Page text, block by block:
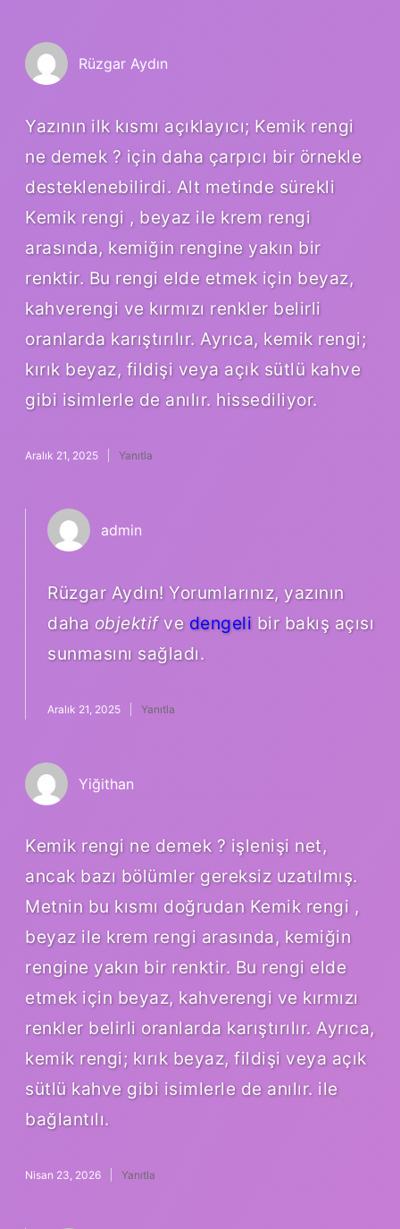
Rüzgar Aydın
Yazının ilk kısmı açıklayıcı; Kemik rengi
ne demek ? için daha çarpıcı bir örnekle
desteklenebilirdi. Alt metinde sürekli
Kemik rengi , beyaz ile krem rengi
arasında, kemiğin rengine yakın bir
renktir. Bu rengi elde etmek için beyaz,
kahverengi ve kırmızı renkler belirli
oranlarda karıştırılır. Ayrıca, kemik rengi;
kırık beyaz, fildişi veya açık sütlü kahve
gibi isimlerle de anılır. hissediliyor.
Aralık 21, 2025 Yanıtla
admin
Rüzgar Aydın! Yorumlarınız, yazının
daha objektifve dengeli bir bakış açısı
sunmasını sağladı.
Aralık 21, 2025 Yanıtla
Yiğithan
Kemik rengi ne demek ? işlenişi net,
ancak bazı bölümler gereksiz uzatılmış.
Metnin bu kısmı doğrudan Kemik rengi ,
beyaz ile krem rengi arasında, kemiğin
rengine yakın bir renktir. Bu rengi elde
etmek için beyaz, kahverengi ve kırmızı
renkler belirli oranlarda karıştırılır. Ayrıca,
kemik rengi; kırık beyaz, fildişi veya açık
sütlü kahve gibi isimlerle de anılır. ile
bağlantılı.
Nisan 23, 2026 Yanıtla